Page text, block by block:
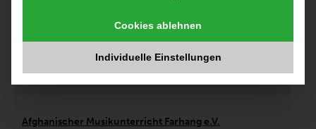
Afghanischer Musikunterricht Farhang e.V.
Cookies ablehnen
Individuelle Einstellungen